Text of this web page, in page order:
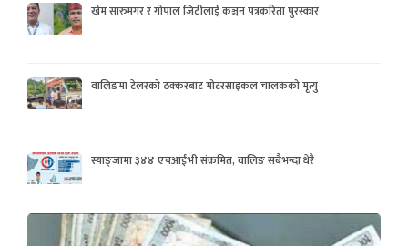
खेम सारुमगर र गोपाल जिटीलाई कञ्चन पत्रकरिता पुरस्कार
वालिङमा टेलरको ठक्करबाट मोटरसाइकल चालकको मृत्यु
स्याङ्जामा ३४४ एचआईभी संक्रमित, वालिङ सबैभन्दा धेरै